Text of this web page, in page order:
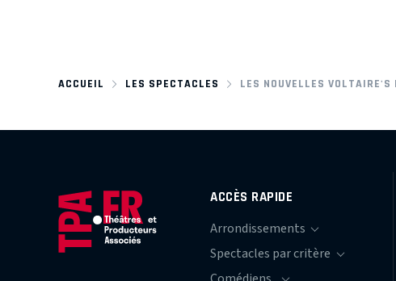
ACCUEIL LES SPECTACLES LES NOUVELLES VOLTAIRE'S
ACCÈS RAPIDE